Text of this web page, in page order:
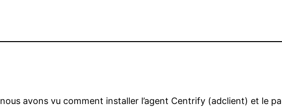
nous avons vu comment installer l’agent Centrify (adclient) et le